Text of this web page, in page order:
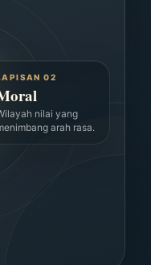
02
nilai yang
arah rasa.